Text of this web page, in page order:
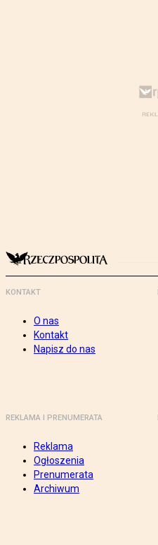
KONTAKT
O nas
Kontakt
Napisz do nas
REKLAMA I PRENUMERATA
Reklama
Ogłoszenia
Prenumerata
Archiwum